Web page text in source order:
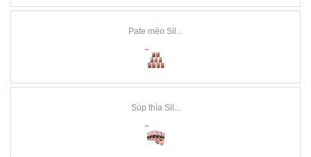
Pate mèo Sil...
Súp thìa Sil...